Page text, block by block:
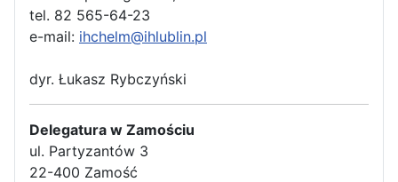
tel. 82 565-64-23
e-mail: ihchelm@ihlublin.pl
dyr. Łukasz Rybczyński
Delegatura w Zamościu
ul. Partyzantów 3
22-400 Zamość